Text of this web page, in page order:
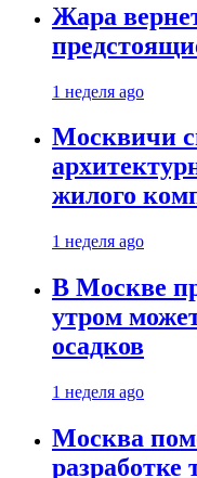
Жара
1 неделя ago
Москвичи
жилого
1 неделя ago
В Москве
утром
осадков
1 неделя ago
Москва
разработке